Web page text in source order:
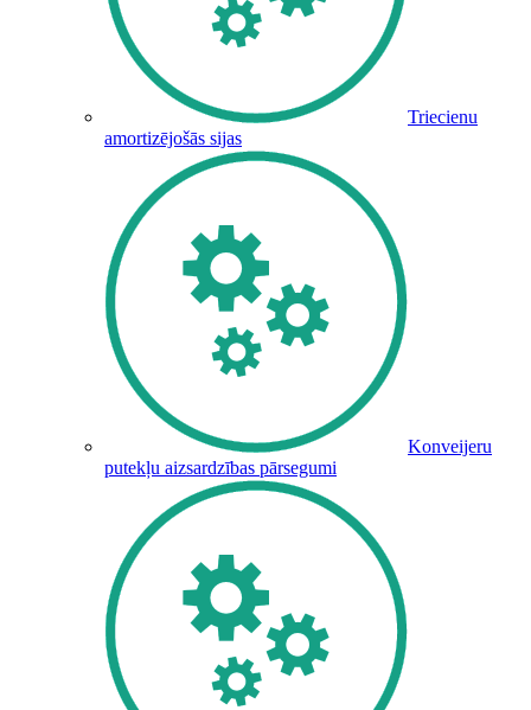
Triecienu
amortizējošās sijas
Konveijeru
putekļu aizsardzības pārsegumi